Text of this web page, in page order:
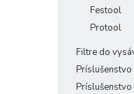
Festool
Protool
Filtre do
Príslušenstvo